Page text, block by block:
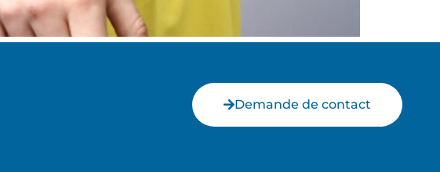
Demande de contact